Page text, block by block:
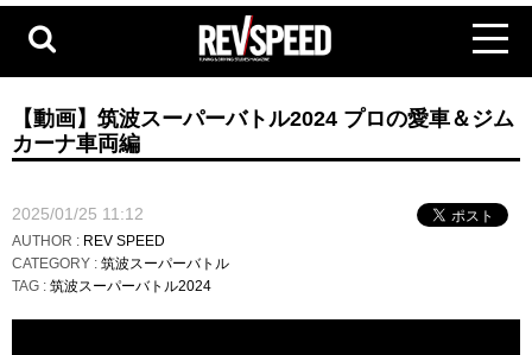
【動画】筑波スーパーバトル2024 プロの愛車＆ジム
カーナ車両編
2025/01/25 11:12
AUTHOR : REV SPEED
CATEGORY : 筑波スーパーバトル
TAG : 筑波スーパーバトル2024